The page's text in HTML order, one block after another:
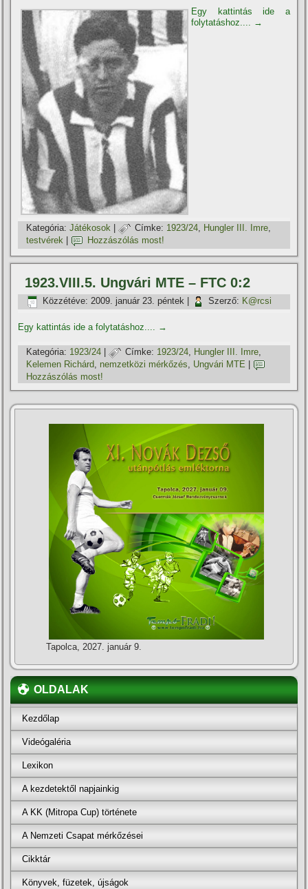
Egy kattintás ide a
folytatáshoz.... →
Kategória: Játékosok | Címke: 1923/24, Hungler III. Imre,
testvérek
Hozzászólás most!
1923.VIII.5. Ungvári MTE – FTC 0:2
Közzétéve: 2009. január 23. péntek Szerző: K@rcsi
Egy kattintás ide a folytatáshoz.... →
Kategória: 1923/24 | Címke: 1923/24, Hungler III. Imre,
Kelemen Richárd, nemzetközi mérkőzés, Ungvári MTE
Hozzászólás most!
Tapolca, 2027. január 9.
OLDALAK
Kezdőlap
Videógaléria
Lexikon
A kezdetektől napjainkig
A KK (Mitropa Cup) története
A Nemzeti Csapat mérkőzései
Cikktár
Könyvek, füzetek, újságok